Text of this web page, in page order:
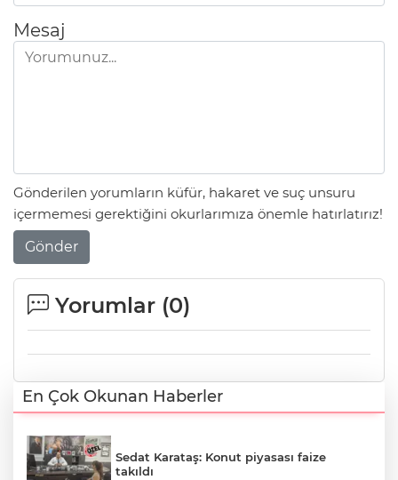
Mesaj
Gönderilen yorumların küfür, hakaret ve suç unsuru
içermemesi gerektiğini okurlarımıza önemle hatırlatırız!
Gönder
Yorumlar (0)
En Çok Okunan Haberler
Sedat Karataş: Konut piyasası faize
takıldı